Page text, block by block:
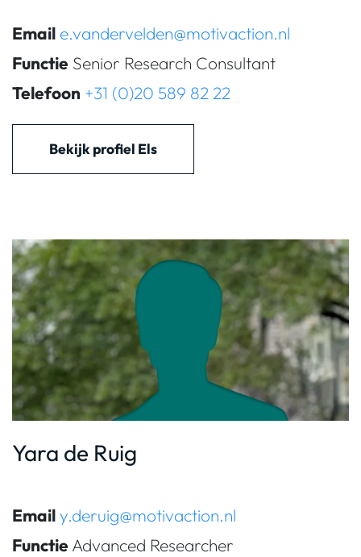
Email e.vandervelden@motivaction.nl
Functie Senior Research Consultant
Telefoon +31 (0)20 589 82 22
Bekijk profiel Els
Yara de Ruig
Emaily.deruig@motivaction.nl
Functie Advanced Researcher